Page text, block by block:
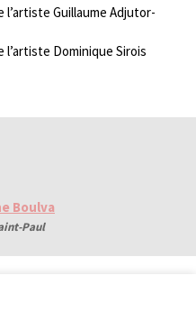
l’artiste Guillaume Adjutor-
l’artiste Dominique Sirois​
Boulva
Paul